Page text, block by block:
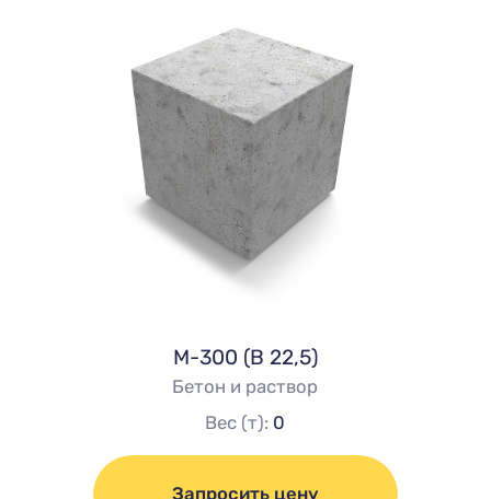
М-300 (В 22,5)
Бетон и раствор
Вес (т): 0
Запросить цену